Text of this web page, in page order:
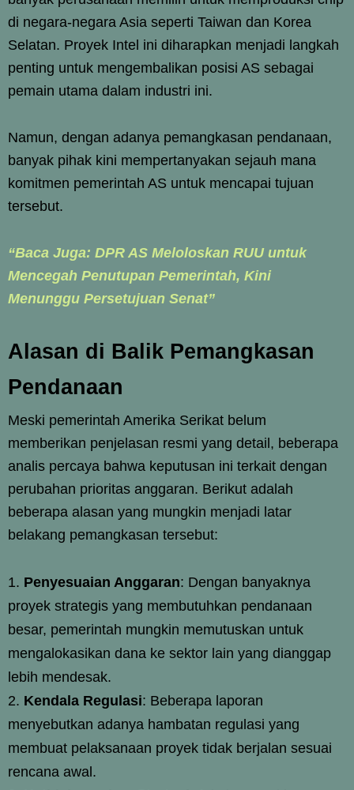
di negara-negara Asia seperti Taiwan dan Korea
Selatan. Proyek Intel ini diharapkan menjadi langkah
penting untuk mengembalikan posisi AS sebagai
pemain utama dalam industri ini.
Namun, dengan adanya pemangkasan pendanaan,
banyak pihak kini mempertanyakan sejauh mana
komitmen pemerintah AS untuk mencapai tujuan
tersebut.
“Baca Juga: DPR AS Meloloskan RUU untuk
Mencegah Penutupan Pemerintah, Kini
Menunggu Persetujuan Senat”
Alasan di Balik Pemangkasan
Pendanaan
Meski pemerintah Amerika Serikat belum
memberikan penjelasan resmi yang detail, beberapa
analis percaya bahwa keputusan ini terkait dengan
perubahan prioritas anggaran. Berikut adalah
beberapa alasan yang mungkin menjadi latar
belakang pemangkasan tersebut:
Penyesuaian Anggaran: Dengan banyaknya
proyek strategis yang membutuhkan pendanaan
besar, pemerintah mungkin memutuskan untuk
mengalokasikan dana ke sektor lain yang dianggap
lebih mendesak.
Kendala Regulasi: Beberapa laporan
menyebutkan adanya hambatan regulasi yang
membuat pelaksanaan proyek tidak berjalan sesuai
rencana awal.